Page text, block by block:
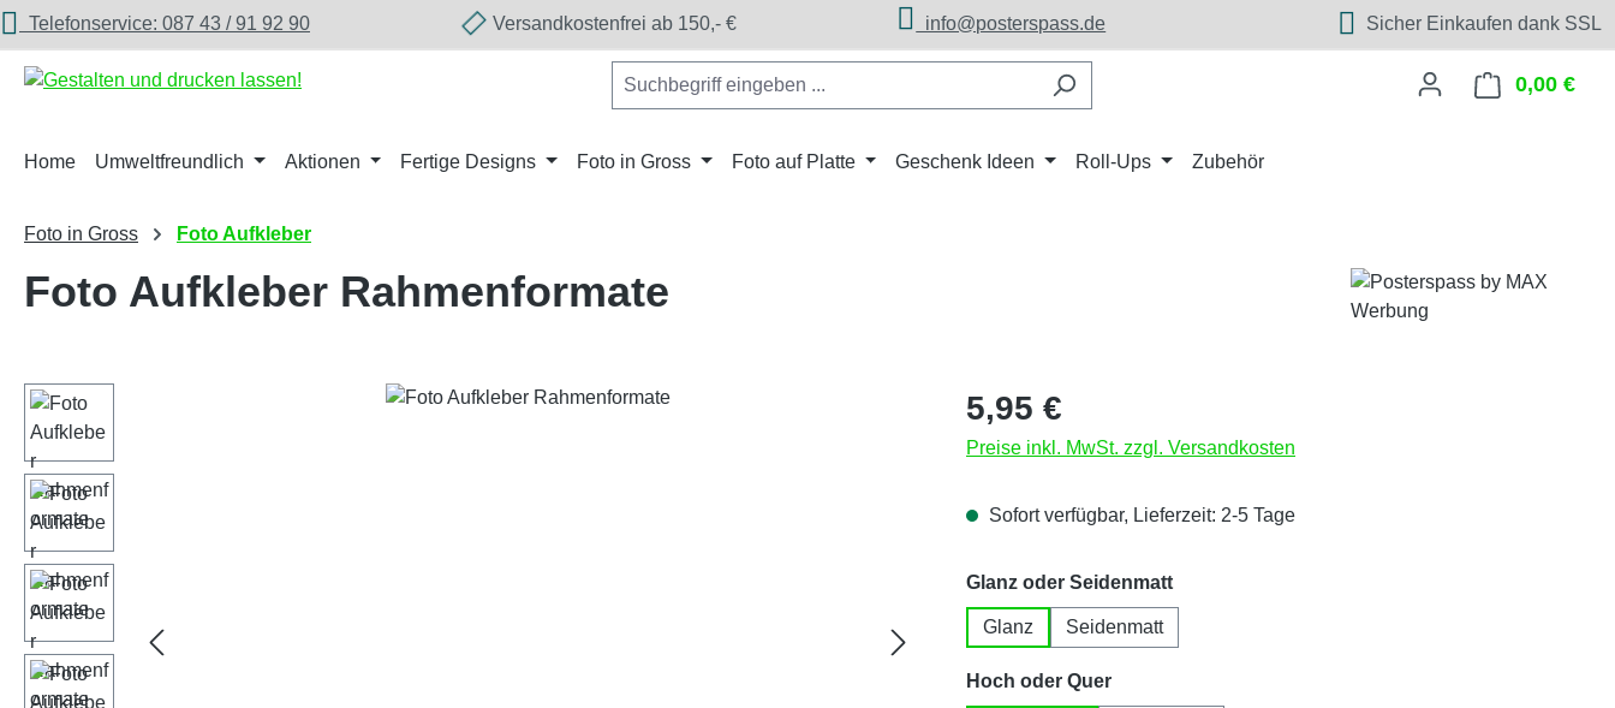
Hauptinhalt springen
Zur Suche springen
Zur Hauptnavigation springen
Telefonservice: 087 43 / 91 92 90 Versandkostenfrei ab 150,- € info@posterspass.de Sicher Einkaufen dank SSL
0,00 €
Home Umweltfreundlich Aktionen Fertige Designs Foto in Gross Foto auf Platte Geschenk Ideen Roll-Ups Zubehör
Foto in Gross Foto Aufkleber
Foto Aufkleber Rahmenformate
Bildergalerie überspringen Regulärer Preis:
5,95 €
Preise inkl. MwSt. zzgl. Versandkosten
Sofort verfügbar, Lieferzeit: 2-5 Tage
Glanz oder Seidenmattauswählen
Glanz Seidenmatt
Hoch oder Querauswählen